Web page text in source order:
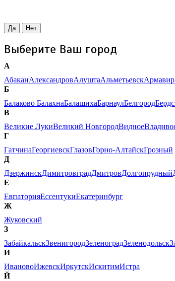
Да Нет
Выберите Ваш город
А
АбаканАлександровАлуштаАльметьевскАрмавир
Б
Балаково БалахнаБалашихаБарнаулБелгород
В
Великие ЛукиВеликий НовгородВидное
Г
ГатчинаГеоргиевскГлазовГорно-АлтайскГрозный
Д
ДзержинскДимитровградДмитровДолгопрудный
Е
ЕвпаторияЕссентукиЕкатеринбург
Ж
Жуковский
З
ЗабайкальскЗвенигородЗеленоградЗеленодольск
И
ИвановоИжевскИркутскИскитимИстра
Й